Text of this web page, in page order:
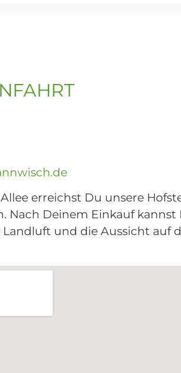
erreichst Du unsere
Nach Deinem Einkauf
und die Aussicht auf